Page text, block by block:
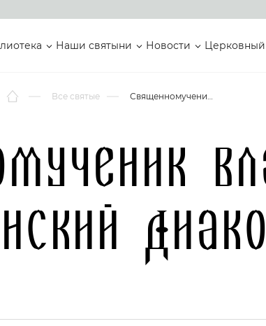
Наши святыни Новости Церковный
Все святые Священномученик Владимир Двинский Диакон